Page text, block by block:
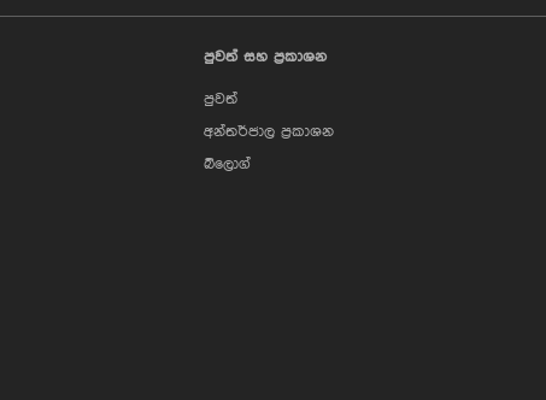
පුවත් සහ ප්‍රකාශන
පුවත්
අන්තර්ජාල ප්‍රකාශන
බ්ලොග්